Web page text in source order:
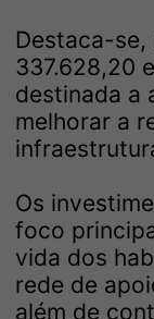
Destaca-
337.628,20
destinada a
melhorar a
Os
foco
vida dos
rede de
além de